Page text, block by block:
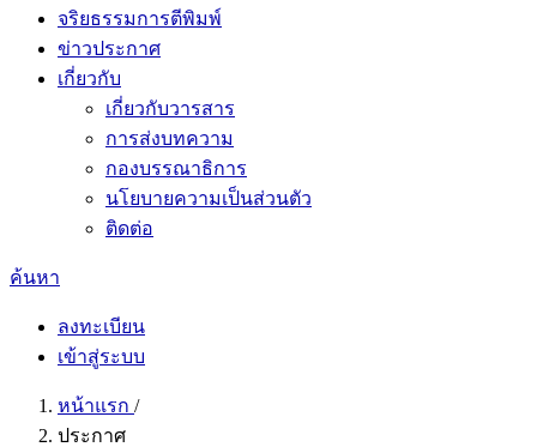
จริยธรรมการตีพิมพ์
ข่าวประกาศ
เกี่ยวกับ
เกี่ยวกับวารสาร
การส่งบทความ
กองบรรณาธิการ
นโยบายความเป็นส่วนตัว
ติดต่อ
ค้นหา
ลงทะเบียน
เข้าสู่ระบบ
หน้าแรก /
ประกาศ